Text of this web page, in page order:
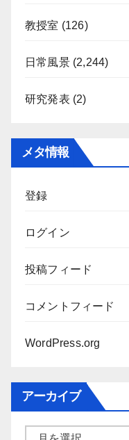
教授室 (126)
日常風景(2,244)
研究発表 (2)
メタ情報
登録
ログイン
投稿フィード
コメントフィード
WordPress.org
アーカイブ